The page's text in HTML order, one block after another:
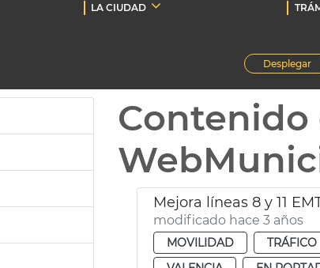
LA CIUDAD
Desplegar
Mejora líneas 8 y 11
modificado hace 3 años
MOVILIDAD TRÁFICO